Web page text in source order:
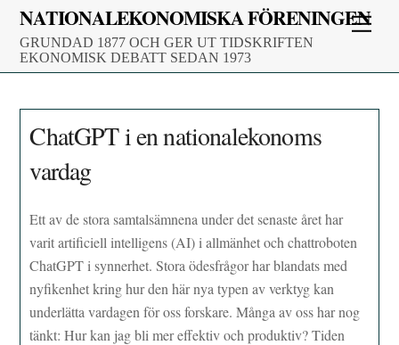
Skip
content
NATIONALEKONOMISKA FÖRENINGEN
GRUNDAD 1877 OCH GER UT TIDSKRIFTEN
EKONOMISK DEBATT SEDAN 1973
ChatGPT i en nationalekonoms
vardag
Ett av de stora samtalsämnena under det senaste året har
varit artificiell intelligens (AI) i allmänhet och chattroboten
ChatGPT i synnerhet. Stora ödesfrågor har blandats med
nyfikenhet kring hur den här nya typen av verktyg kan
underlätta vardagen för oss forskare. Många av oss har nog
tänkt: Hur kan jag bli mer effektiv och produktiv? Tiden